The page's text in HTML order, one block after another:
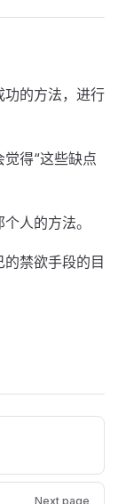
功的方法，进行
得“这些缺点
人的方法。
禁欲手段的目
Next page